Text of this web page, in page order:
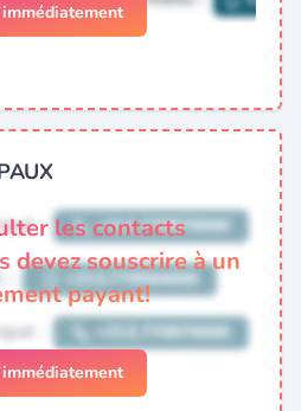
les contacts
devez souscrire à un
payant!